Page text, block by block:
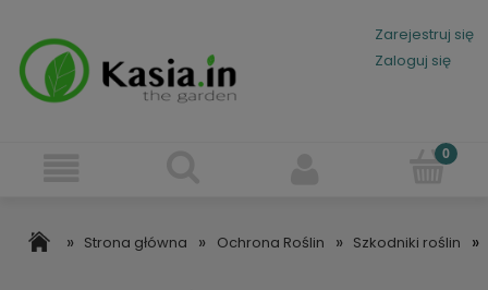
Zarejestruj się
Zaloguj się
» Strona główna » Ochrona Roślin » Szkodniki roślin »